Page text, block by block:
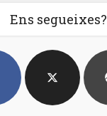
Ens segueixes?